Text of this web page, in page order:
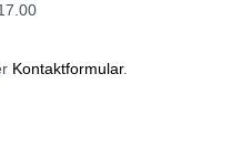
Kontaktformular.